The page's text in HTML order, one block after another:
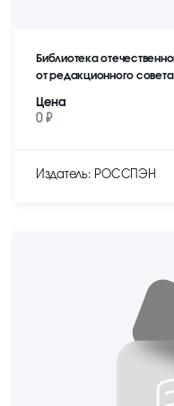
Библиотека
от редакционного совета
Цена
0 ₽
Издатель: РОССПЭН